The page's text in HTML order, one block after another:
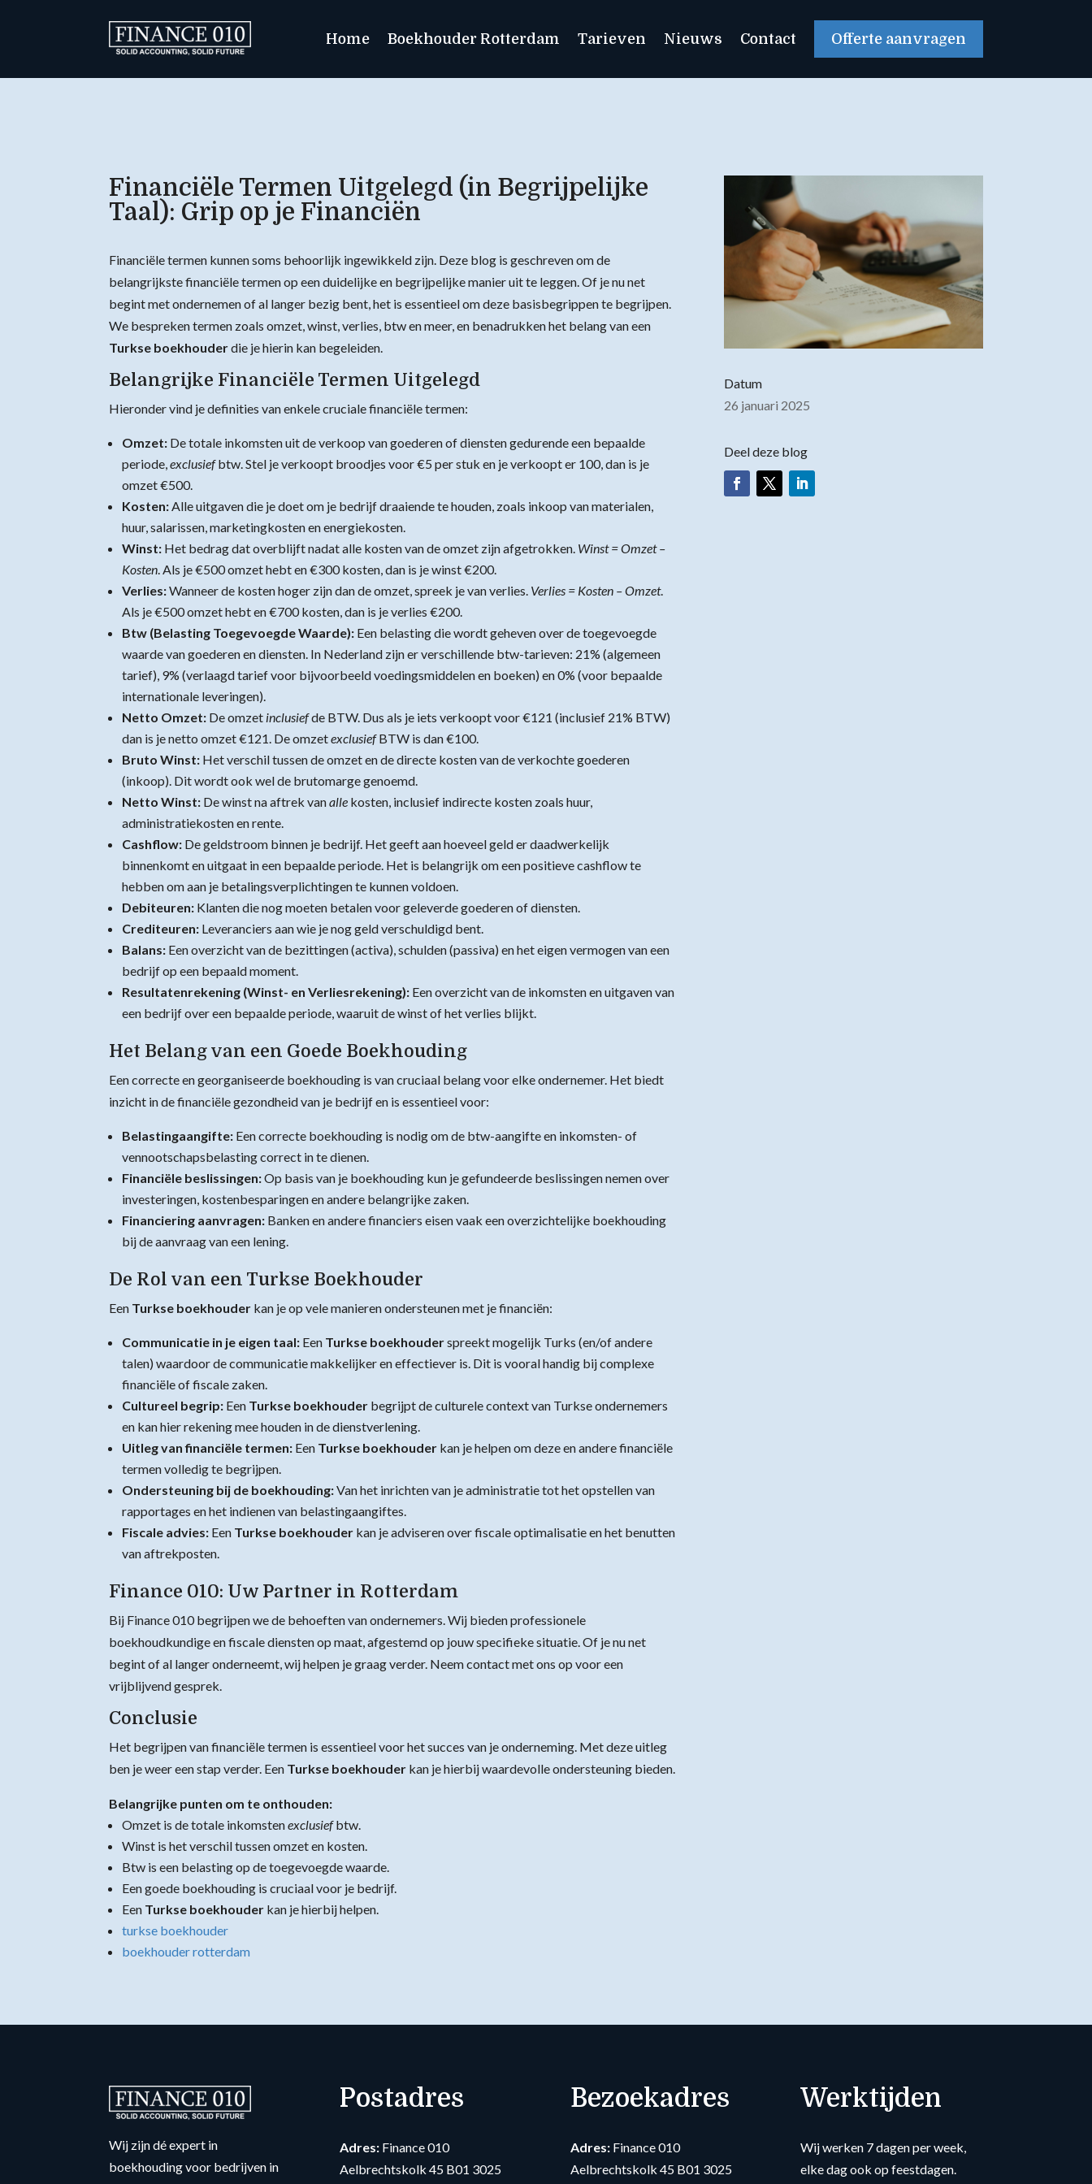
Home Boekhouder Rotterdam Tarieven Nieuws Contact Offerte aanvragen
Financiële Termen Uitgelegd (in Begrijpelijke
Taal): Grip op je Financiën
Financiële termen kunnen soms behoorlijk ingewikkeld zijn. Deze blog is geschreven om de
belangrijkste financiële termen op een duidelijke en begrijpelijke manier uit te leggen. Of je nu net
begint met ondernemen of al langer bezig bent, het is essentieel om deze basisbegrippen te begrijpen.
We bespreken termen zoals omzet, winst, verlies, btw en meer, en benadrukken het belang van een
Turkse boekhouderdie je hierin kan begeleiden.
Belangrijke Financiële Termen Uitgelegd
Hieronder vind je definities van enkele cruciale financiële termen:
Omzet: De totale inkomsten uit de verkoop van goederen of diensten gedurende een bepaalde
periode,exclusiefbtw. Stel je verkoopt broodjes voor €5 per stuk en je verkoopt er 100, dan is je
omzet €500.
Kosten:Alle uitgaven die je doet om je bedrijf draaiende te houden, zoals inkoop van materialen,
huur, salarissen, marketingkosten en energiekosten.
Winst: Het bedrag dat overblijft nadat alle kosten van de omzet zijn afgetrokken. Winst = Omzet –
Kosten. Als je €500 omzet hebt en €300 kosten, dan is je winst €200.
Verlies:Wanneer de kosten hoger zijn dan de omzet, spreek je van verlies. Verlies = Kosten – Omzet.
Als je €500 omzet hebt en €700 kosten, dan is je verlies €200.
Btw (Belasting Toegevoegde Waarde): Een belasting die wordt geheven over de toegevoegde
waarde van goederen en diensten. In Nederland zijn er verschillende btw-tarieven: 21% (algemeen
tarief), 9% (verlaagd tarief voor bijvoorbeeld voedingsmiddelen en boeken) en 0% (voor bepaalde
internationale leveringen).
Netto Omzet: De omzet inclusiefde BTW. Dus als je iets verkoopt voor €121 (inclusief 21% BTW)
dan is je netto omzet €121. De omzetexclusiefBTW is dan €100.
Bruto Winst: Het verschil tussen de omzet en de directe kosten van de verkochte goederen
(inkoop). Dit wordt ook wel de brutomarge genoemd.
Netto Winst: De winst na aftrek vanalle kosten, inclusief indirecte kosten zoals huur,
administratiekosten en rente.
Cashflow: De geldstroom binnen je bedrijf. Het geeft aan hoeveel geld er daadwerkelijk
binnenkomt en uitgaat in een bepaalde periode. Het is belangrijk om een positieve cashflow te
hebben om aan je betalingsverplichtingen te kunnen voldoen.
Debiteuren: Klanten die nog moeten betalen voor geleverde goederen of diensten.
Crediteuren: Leveranciers aan wie je nog geld verschuldigd bent.
Balans: Een overzicht van de bezittingen (activa), schulden (passiva) en het eigen vermogen van een
bedrijf op een bepaald moment.
Resultatenrekening (Winst- en Verliesrekening): Een overzicht van de inkomsten en uitgaven van
een bedrijf over een bepaalde periode, waaruit de winst of het verlies blijkt.
Het Belang van een Goede Boekhouding
Een correcte en georganiseerde boekhouding is van cruciaal belang voor elke ondernemer. Het biedt
inzicht in de financiële gezondheid van je bedrijf en is essentieel voor:
Belastingaangifte: Een correcte boekhouding is nodig om de btw-aangifte en inkomsten- of
vennootschapsbelasting correct in te dienen.
Financiële beslissingen:Op basis van je boekhouding kun je gefundeerde beslissingen nemen over
investeringen, kostenbesparingen en andere belangrijke zaken.
Financiering aanvragen: Banken en andere financiers eisen vaak een overzichtelijke boekhouding
bij de aanvraag van een lening.
De Rol van een Turkse Boekhouder
Een Turkse boekhouder kan je op vele manieren ondersteunen met je financiën:
Communicatie in je eigen taal: Een Turkse boekhouderspreekt mogelijk Turks (en/of andere
talen) waardoor de communicatie makkelijker en effectiever is. Dit is vooral handig bij complexe
financiële of fiscale zaken.
Cultureel begrip: Een Turkse boekhouder begrijpt de culturele context van Turkse ondernemers
en kan hier rekening mee houden in de dienstverlening.
Uitleg van financiële termen: Een Turkse boekhouder kan je helpen om deze en andere financiële
termen volledig te begrijpen.
Ondersteuning bij de boekhouding:Van het inrichten van je administratie tot het opstellen van
rapportages en het indienen van belastingaangiftes.
Fiscale advies: Een Turkse boekhouder kan je adviseren over fiscale optimalisatie en het benutten
van aftrekposten.
Finance 010: Uw Partner in Rotterdam
Bij Finance 010 begrijpen we de behoeften van ondernemers. Wij bieden professionele
boekhoudkundige en fiscale diensten op maat, afgestemd op jouw specifieke situatie. Of je nu net
begint of al langer onderneemt, wij helpen je graag verder. Neem contact met ons op voor een
vrijblijvend gesprek.
Conclusie
Het begrijpen van financiële termen is essentieel voor het succes van je onderneming. Met deze uitleg
ben je weer een stap verder. Een Turkse boekhouder kan je hierbij waardevolle ondersteuning bieden.
Belangrijke punten om te onthouden:
Omzet is de totale inkomstenexclusiefbtw.
Winst is het verschil tussen omzet en kosten.
Btw is een belasting op de toegevoegde waarde.
Een goede boekhouding is cruciaal voor je bedrijf.
Een Turkse boekhouder kan je hierbij helpen.
turkse boekhouder
boekhouder rotterdam
Datum
26 januari 2025
Deel deze blog
Wij zijn dé expert in
boekhouding voor bedrijven in
Postadres
Adres:Finance 010
Aelbrechtskolk 45 B01 3025
Bezoekadres
Adres:Finance 010
Aelbrechtskolk 45 B01 3025
Werktijden
Wij werken 7 dagen per week,
elke dag ook op feestdagen.